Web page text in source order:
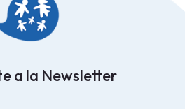
a la Newsletter